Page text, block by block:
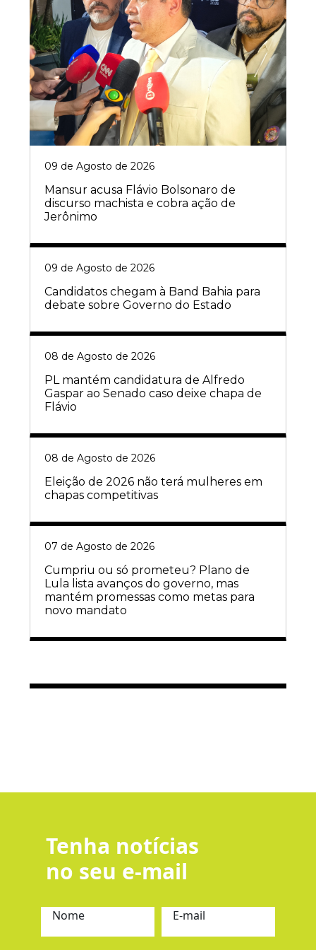
09 de Agosto de 2026
Mansur acusa Flávio Bolsonaro de
discurso machista e cobra ação de
Jerônimo
09 de Agosto de 2026
Candidatos chegam à Band Bahia para
debate sobre Governo do Estado
08 de Agosto de 2026
PL mantém candidatura de Alfredo
Gaspar ao Senado caso deixe chapa de
Flávio
08 de Agosto de 2026
Eleição de 2026 não terá mulheres em
chapas competitivas
07 de Agosto de 2026
Cumpriu ou só prometeu? Plano de
Lula lista avanços do governo, mas
mantém promessas como metas para
novo mandato
Tenha notícias
no seu e-mail
Nome E-mail